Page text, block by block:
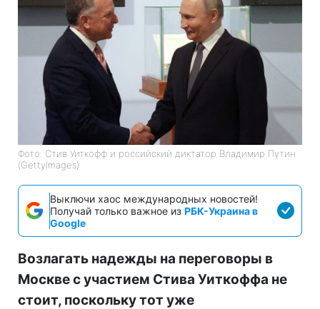
Фото: Стив Уиткофф и российский диктатор Владимир Путин
(GettyImagеs)
Выключи хаос международных новостей!
Получай только важное из РБК-Украина в
Google
Возлагать надежды на переговоры в
Москве с участием Стива Уиткоффа не
стоит, поскольку тот уже